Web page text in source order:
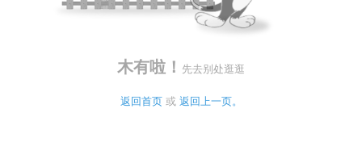
木有啦！ 先去别处逛逛
返回首页 或 返回上一页。